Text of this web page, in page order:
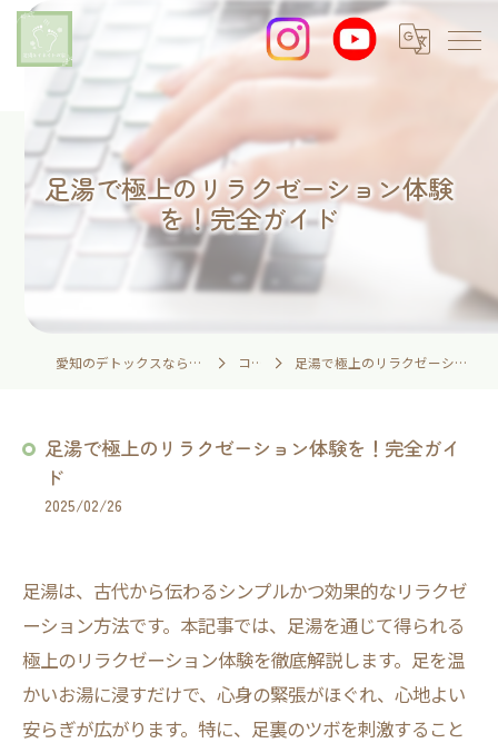
足湯で極上のリラクゼーション体験
を！完全ガイド
愛知のデトックスなら足湯とイネイトの家 コラム 足湯で極上のリラクゼーション体験を！完全ガイド
足湯で極上のリラクゼーション体験を！完全ガイ
ド
2025/02/26
足湯は、古代から伝わるシンプルかつ効果的なリラクゼ
ーション方法です。本記事では、足湯を通じて得られる
極上のリラクゼーション体験を徹底解説します。足を温
かいお湯に浸すだけで、心身の緊張がほぐれ、心地よい
安らぎが広がります。特に、足裏のツボを刺激すること